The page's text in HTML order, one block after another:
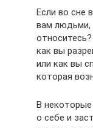
Если во сне
вам людьми,
как вы
или как вы
которая
В
о себе и